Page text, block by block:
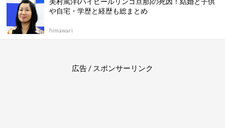
や自宅・学歴と経歴も総まとめ
himawari
広告 / スポンサーリンク